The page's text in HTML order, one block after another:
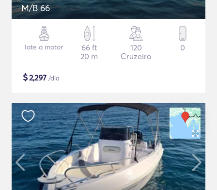
M/B 66
Iate a motor
66 ft
20 m
120
Cruzeiro
0
$2,297 /dia